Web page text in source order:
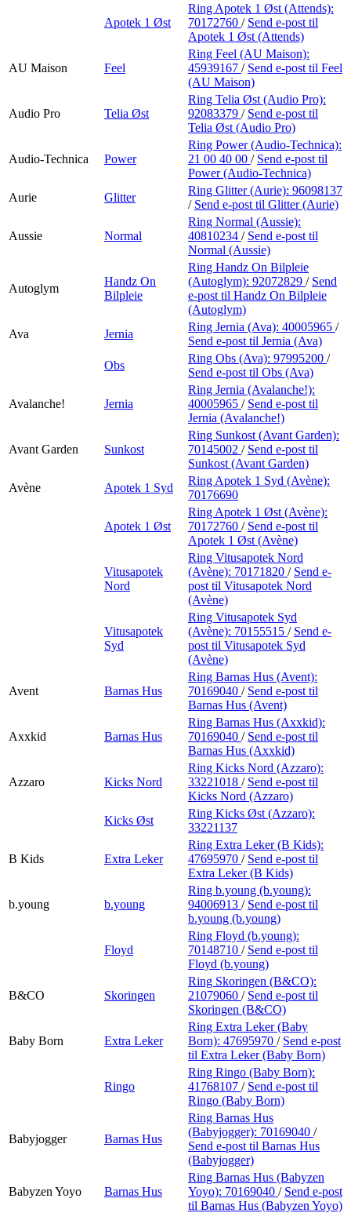
Apotek 1 Øst
Ring Apotek 1 Øst (Attends):
70172760 / Send e-post til
Apotek 1 Øst (Attends)
AU Maison Feel
Ring Feel (AU Maison):
45939167 / Send e-post til Feel
(AU Maison)
Audio Pro Telia Øst
Ring Telia Øst (Audio Pro):
92083379 / Send e-post til
Telia Øst (Audio Pro)
Audio-Technica Power
Ring Power (Audio-Technica):
21 00 40 00 / Send e-post til
Power (Audio-Technica)
Aurie
Glitter
Ring Glitter (Aurie): 96098137
/ Send e-post til Glitter (Aurie)
Aussie Normal
Ring Normal (Aussie):
40810234 / Send e-post til
Normal (Aussie)
Autoglym
Handz On
Bilpleie
Ring Handz On Bilpleie
(Autoglym): 92072829 / Send
e-post til Handz On Bilpleie
(Autoglym)
Ava
Jernia
Ring Jernia (Ava): 40005965 /
Send e-post til Jernia (Ava)
Obs
Ring Obs (Ava): 97995200 /
Send e-post til Obs (Ava)
Avalanche! Jernia
Ring Jernia (Avalanche!):
40005965 / Send e-post til
Jernia (Avalanche!)
Avant Garden Sunkost
Ring Sunkost (Avant Garden):
70145002 / Send e-post til
Sunkost (Avant Garden)
Avène
Apotek 1 Syd
Ring Apotek 1 Syd (Avène):
70176690
Apotek 1 Øst
Ring Apotek 1 Øst (Avène):
70172760 / Send e-post til
Apotek 1 Øst (Avène)
Vitusapotek
Nord
Ring Vitusapotek Nord
(Avène): 70171820 / Send e-
post til Vitusapotek Nord
(Avène)
Vitusapotek
Syd
Ring Vitusapotek Syd
(Avène): 70155515 / Send e-
post til Vitusapotek Syd
(Avène)
Avent Barnas Hus
Ring Barnas Hus (Avent):
70169040 / Send e-post til
Barnas Hus (Avent)
Axxkid Barnas Hus
Ring Barnas Hus (Axxkid):
70169040 / Send e-post til
Barnas Hus (Axxkid)
Azzaro Kicks Nord
Ring Kicks Nord (Azzaro):
33221018 / Send e-post til
Kicks Nord (Azzaro)
Kicks Øst
Ring Kicks Øst (Azzaro):
33221137
B Kids Extra Leker
Ring Extra Leker (B Kids):
47695970 / Send e-post til
Extra Leker (B Kids)
b.young b.young
Ring b.young (b.young):
94006913 / Send e-post til
b.young (b.young)
Floyd
Ring Floyd (b.young):
70148710 / Send e-post til
Floyd (b.young)
B&CO Skoringen
Ring Skoringen (B&CO):
21079060 / Send e-post til
Skoringen (B&CO)
Baby Born Extra Leker
Ring Extra Leker (Baby
Born): 47695970 / Send e-post
til Extra Leker (Baby Born)
Ringo
Ring Ringo (Baby Born):
41768107 / Send e-post til
Ringo (Baby Born)
Babyjogger Barnas Hus
Ring Barnas Hus
(Babyjogger): 70169040 /
Send e-post til Barnas Hus
(Babyjogger)
Babyzen Yoyo Barnas Hus
Ring Barnas Hus (Babyzen
Yoyo): 70169040 / Send e-post
til Barnas Hus (Babyzen Yoyo)